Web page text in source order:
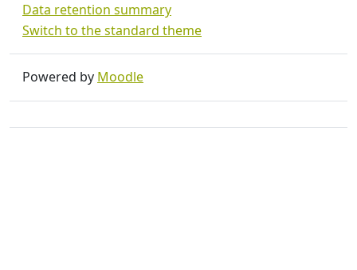
Data retention summary
Switch to the standard theme
Powered by Moodle